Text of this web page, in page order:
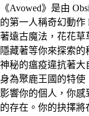
《Avowed》是由
的第一人稱奇幻動作
著遠古魔法，花花草
隱藏著等你來探索的
神秘的瘟疫違抗著大
身為聚鹿王國的特
影響你的個人，你
的存在。你的抉擇